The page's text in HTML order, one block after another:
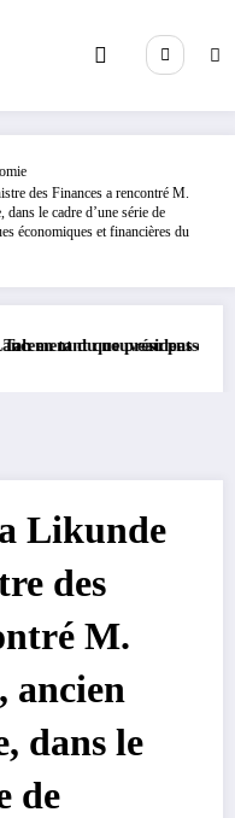
des Finances a rencontré M.
le cadre d’une série de
économiques et financières du
que président de la Banque
du nouveau passeport
Likunde
des
M.
ancien
dans le
de